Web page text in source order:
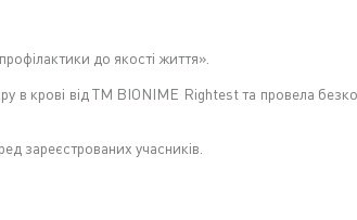
до якості життя».
в крові від TM BIONIME Rightest та провела
зареєстрованих учасників.